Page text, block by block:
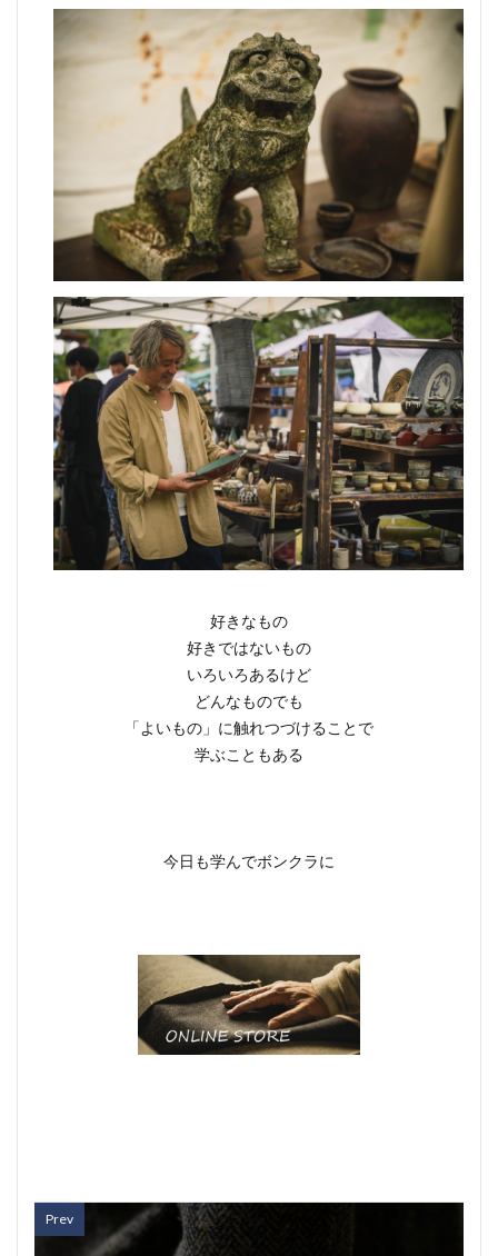
好きなもの
好きではないもの
いろいろあるけど
どんなものでも
「よいもの」に触れつづけることで
学ぶこともある
今日も学んでボンクラに
Prev